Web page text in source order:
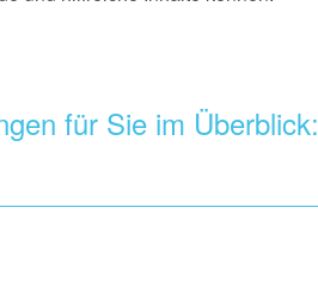
für Sie im Überblick: